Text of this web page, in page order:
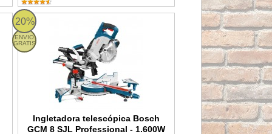
LH1040F 1650W 260mm
20%
ENVIO
GRATIS
Ingletadora telescópica Bosch
GCM 8 SJL Professional - 1.600W
Ingletadora telescópica Bosch GCM 8 SJL Professional -